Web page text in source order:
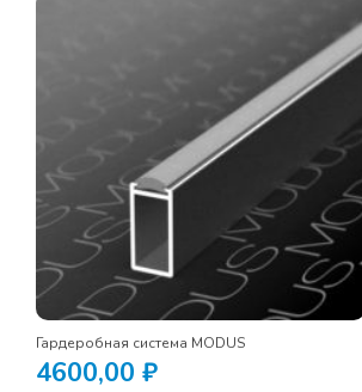
Гардеробная система MODUS
4600,00 ₽